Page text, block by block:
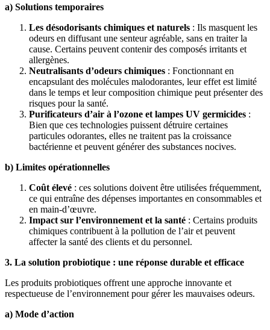
a) Solutions temporaires
Les désodorisants chimiques et naturels : Ils masquent les
odeurs en diffusant une senteur agréable, sans en traiter la
cause. Certains peuvent contenir des composés irritants et
allergènes.
Neutralisants d’odeurs chimiques : Fonctionnant en
encapsulant des molécules malodorantes, leur effet est limité
dans le temps et leur composition chimique peut présenter des
risques pour la santé.
Purificateurs d’air à l’ozone et lampes UV germicides :
Bien que ces technologies puissent détruire certaines
particules odorantes, elles ne traitent pas la croissance
bactérienne et peuvent générer des substances nocives.
b) Limites opérationnelles
Coût élevé : ces solutions doivent être utilisées fréquemment,
ce qui entraîne des dépenses importantes en consommables et
en main-d’œuvre.
Impact sur l’environnement et la santé : Certains produits
chimiques contribuent à la pollution de l’air et peuvent
affecter la santé des clients et du personnel.
3. La solution probiotique : une réponse durable et efficace
Les produits probiotiques offrent une approche innovante et
respectueuse de l’environnement pour gérer les mauvaises odeurs.
a) Mode d’action